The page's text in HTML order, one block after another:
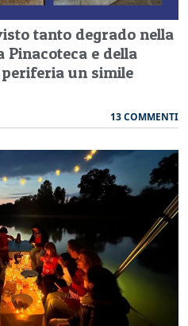
tanto degrado nella
Pinacoteca e della
un simile
13 COMMENTI